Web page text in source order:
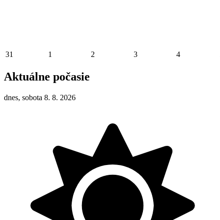
31 1 2 3 4
Aktuálne počasie
dnes, sobota 8. 8. 2026